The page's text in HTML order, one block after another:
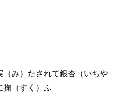
み）たされて銀杏（いちや
掬（すく）ふ